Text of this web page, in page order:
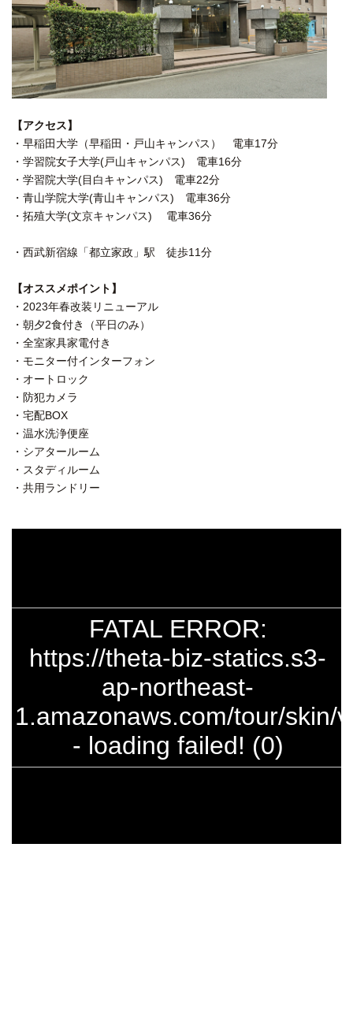
【アクセス】
・早稲田大学（早稲田・戸山キャンパス） 電車17分
・学習院女子大学(戸山キャンパス) 電車16分
・学習院大学(目白キャンパス) 電車22分
・青山学院大学(青山キャンパス) 電車36分
・拓殖大学(文京キャンパス) 電車36分
・西武新宿線「都立家政」駅 徒歩11分
【オススメポイント】
・2023年春改装リニューアル
・朝夕2食付き（平日のみ）
・全室家具家電付き
・モニター付インターフォン
・オートロック
・防犯カメラ
・宅配BOX
・温水洗浄便座
・シアタールーム
・スタディルーム
・共用ランドリー